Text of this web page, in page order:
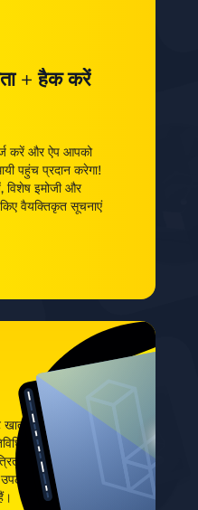
+ हैक करें
करें और ऐप आपको
पहुंच प्रदान करेगा!
विशेष इमोजी और
वैयक्तिकृत सूचनाएं
का
होती